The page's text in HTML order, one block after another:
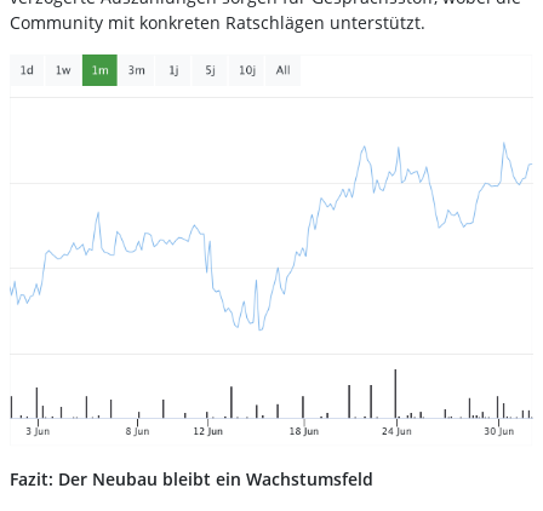
Community mit konkreten Ratschlägen unterstützt.
Fazit: Der Neubau bleibt ein Wachstumsfeld